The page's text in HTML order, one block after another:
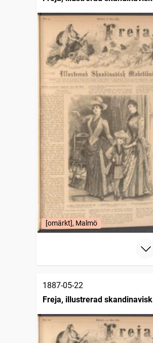
[omärkt], Malmö
1887-05-22
Freja, illustrerad skandinavisk